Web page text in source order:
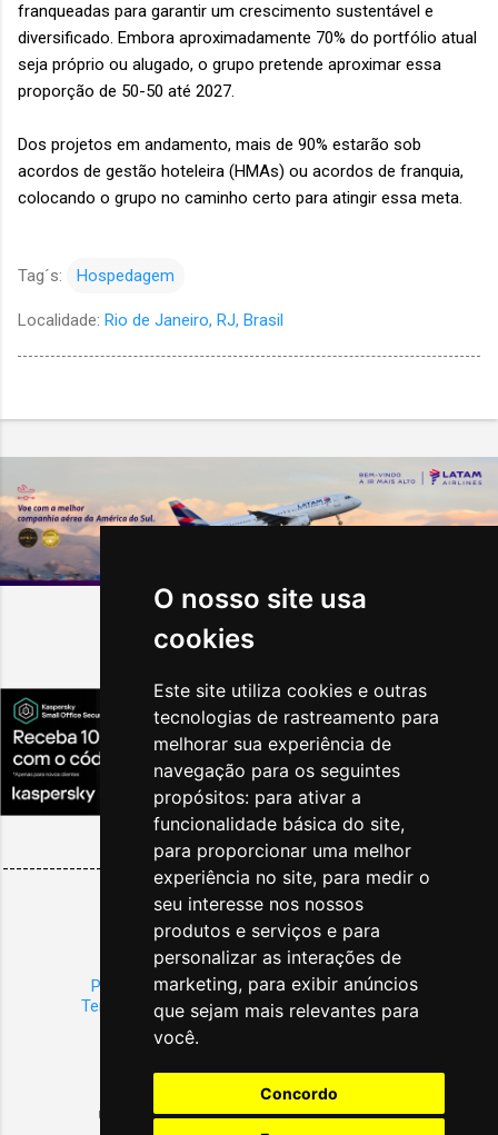
O nosso site usa
cookies
Este site utiliza cookies e outras
tecnologias de rastreamento para
melhorar sua experiência de
navegação para os seguintes
propósitos: para ativar a
funcionalidade básica do site,
para proporcionar uma melhor
experiência no site, para medir o
seu interesse nos nossos
produtos e serviços e para
personalizar as interações de
marketing, para exibir anúncios
que sejam mais relevantes para
você.
Concordo
franqueadas para garantir um crescimento sustentável e
diversificado. Embora aproximadamente 70% do portfólio atual
seja próprio ou alugado, o grupo pretende aproximar essa
proporção de 50-50 até 2027.
Dos projetos em andamento, mais de 90% estarão sob
acordos de gestão hoteleira (HMAs) ou acordos de franquia,
colocando o grupo no caminho certo para atingir essa meta.
Tag´s: Hospedagem
Localidade: Rio de Janeiro, RJ, Brasil
Destaques da Semana
--------------------------------------------------------------------------
------
Sobre|
Publicidade
Copyright|Condições Gerais
Política de Privacidade|Política de Cookies
Termos de Uso|Termos de Responsabilidade
Tecnologia do Blogger
Uma publicação global de notícias de Viagens & Turismo.